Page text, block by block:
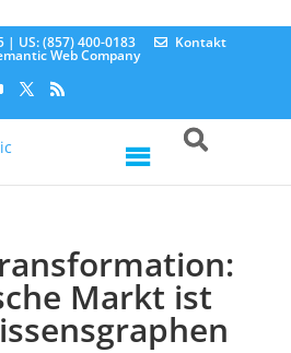
| US: (857) 400-0183 Kontakt
Web Company
Markt ist